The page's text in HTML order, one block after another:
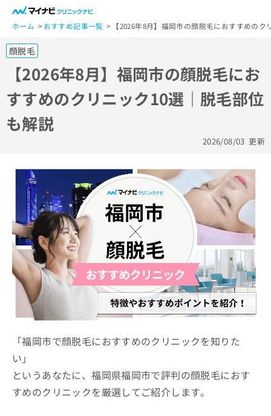
ホーム おすすめ記事一覧 【2026年8月】福岡市の顔脱毛におすすめの
顔脱毛
【2026年8月】福岡市の顔脱毛にお
すすめのクリニック10選｜脱毛部位
も解説
2026/08/03 更新
「福岡市で顔脱毛におすすめのクリニックを知りた
い」
というあなたに、福岡県福岡市で評判の顔脱毛におす
すめのクリニックを厳選してご紹介します。
一
般
ー
ザ
ー
の
方
は
こ
ナ
ビ
ク
リ
ニ
ッ
ク
関
る
お
問
い
係
者
の
方
は
ら
告
出
稿
の
広
告
代
店